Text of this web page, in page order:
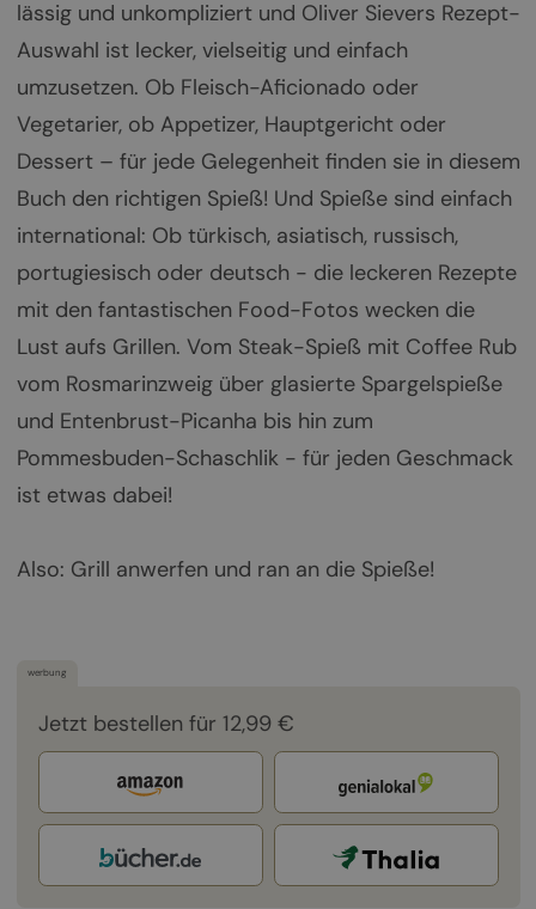
lässig und unkompliziert und Oliver Sievers Rezept-
Auswahl ist lecker, vielseitig und einfach
umzusetzen. Ob Fleisch-Aficionado oder
Vegetarier, ob Appetizer, Hauptgericht oder
Dessert – für jede Gelegenheit finden sie in diesem
Buch den richtigen Spieß! Und Spieße sind einfach
international: Ob türkisch, asiatisch, russisch,
portugiesisch oder deutsch - die leckeren Rezepte
mit den fantastischen Food-Fotos wecken die
Lust aufs Grillen. Vom Steak-Spieß mit Coffee Rub
vom Rosmarinzweig über glasierte Spargelspieße
und Entenbrust-Picanha bis hin zum
Pommesbuden-Schaschlik - für jeden Geschmack
ist etwas dabei!
Also: Grill anwerfen und ran an die Spieße!
werbung
Jetzt bestellen für 12,99 €